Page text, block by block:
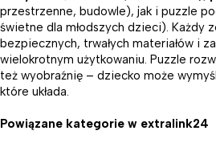
przestrzenne, budowle), jak i puzzle
świetne dla młodszych dzieci). Każdy
bezpiecznych, trwałych materiałów i
wielokrotnym użytkowaniu. Puzzle
też wyobraźnię – dziecko może
które układa.
Powiązane kategorie w extralink24